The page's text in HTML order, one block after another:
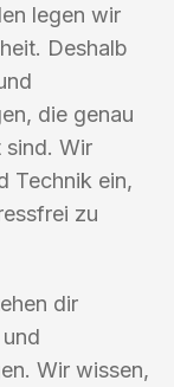
legen wir
Deshalb
die genau
sind. Wir
Technik ein,
zu
dir
Wir wissen,